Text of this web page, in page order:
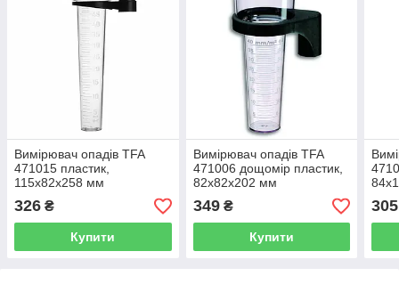
Вимірювач опадів TFA
471015 пластик,
115x82x258 мм
326 ₴
Купити
Вимірювач опадів TFA
471006 дощомір пластик,
82x82x202 мм
349₴
Купити
305